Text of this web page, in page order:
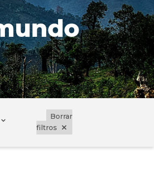
Borrar
filtros